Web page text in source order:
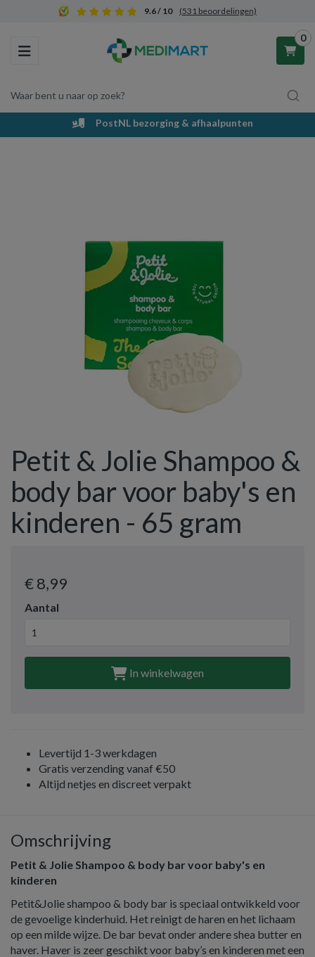
9.6 / 10 (531 beoordelingen)
Toggle navigation
Waar bent u naar op zoek?
0
Winkelwagen
PostNL bezorging & afhaalpunten
Petit & Jolie Shampoo &
body bar voor baby's en
kinderen - 65 gram
€ 8,99
Aantal
In winkelwagen
Levertijd 1-3 werkdagen
Gratis verzending vanaf €50
Altijd netjes en discreet verpakt
Omschrijving
Petit & Jolie Shampoo & body bar voor baby's en
kinderen
Petit&Jolie shampoo & body bar is speciaal ontwikkeld voor
de gevoelige kinderhuid. Het reinigt de haren en het lichaam
op een milde wijze. De bar bevat onder andere shea butter en
haver. Haver is zeer geschikt voor baby’s en kinderen met een